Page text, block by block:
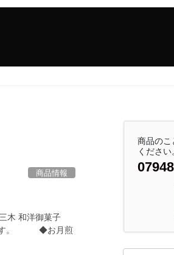
商品情報
和洋御菓子
ます。 ◆お月煎
商品のこ
ください